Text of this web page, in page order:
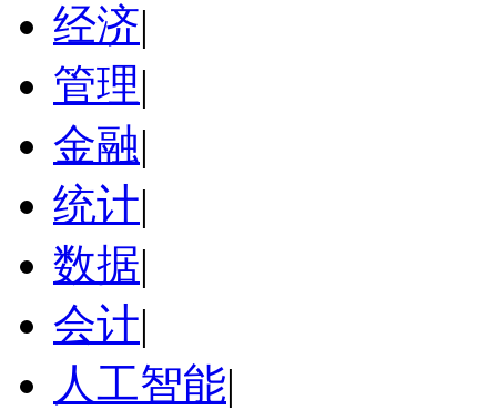
经济|
管理|
金融|
统计|
数据|
会计|
人工智能|